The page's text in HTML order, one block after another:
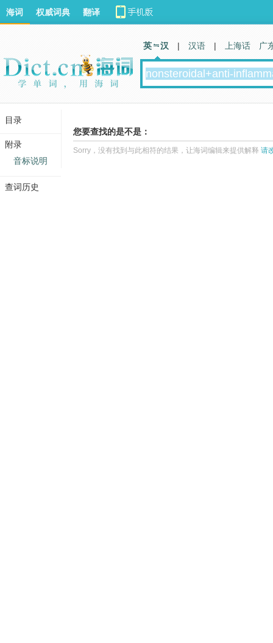
您要查找的是不是：
Sorry，没有找到与此相符的结果，让海词编辑来提供解释 请
海词 权威词典 翻译
英 汉 | 汉语 | 上海话 广
目录
附录
音标说明
查词历史